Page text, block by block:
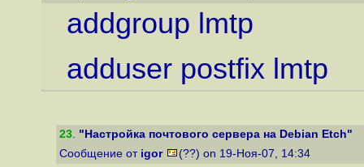
addgroup lmtp
adduser postfix lmtp
23. "Настройка почтового сервера на Debian Etch"
Сообщение от igor (??) on 19-Ноя-07, 14:34